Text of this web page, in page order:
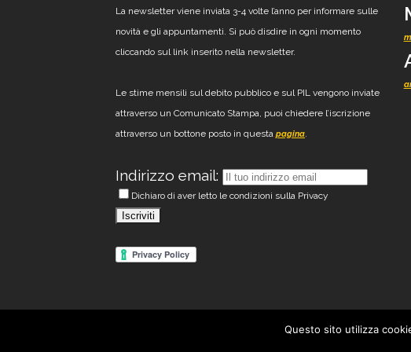
La newsletter viene inviata 3-4 volte l’anno per informare sulle
novità e gli appuntamenti. Si può disdire in ogni momento
cliccando sul link inserito nella newsletter.
Le stime mensili sul debito pubblico e sul PIL vengono inviate
attraverso un Comunicato Stampa, puoi chiedere l’iscrizione
attraverso un bottone posto in questa pagina.
Indirizzo email:
Dichiaro di aver letto le condizioni sulla Privacy
© 2012 - 2026 Mazziero Research -
Questo sito utilizza